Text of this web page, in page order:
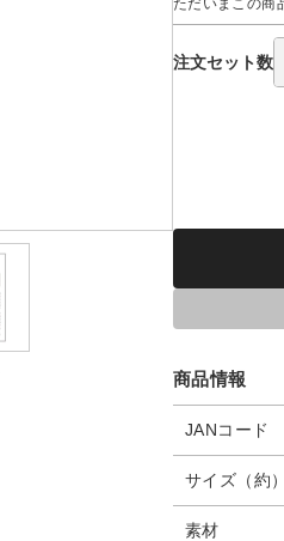
ただいまこの商
注文セット数
商品情報
JANコード
サイズ（約）
素材